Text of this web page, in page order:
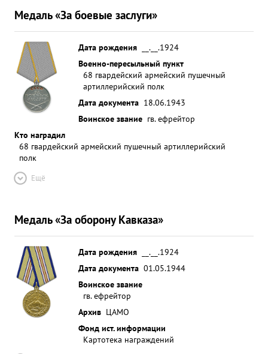
Медаль «За боевые заслуги»
Дата рождения
__.__.1924
Военно-пересыльный пункт
68 гвардейский армейский пушечный
артиллерийский полк
Дата документа 18.06.1943
Воинское звание гв. ефрейтор
Кто наградил
68 гвардейский армейский пушечный артиллерийский
полк
Ещё
Медаль «За оборону Кавказа»
Дата рождения
__.__.1924
Дата документа 01.05.1944
Воинское звание
гв. ефрейтор
Архив ЦАМО
Фонд ист. информации
Картотека награждений